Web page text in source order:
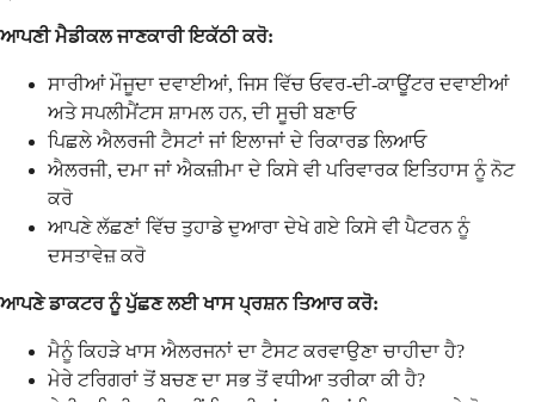
ਆਪਣੀ ਮੈਡੀਕਲ ਜਾਣਕਾਰੀ ਇਕੱਠੀ ਕਰੋ:
ਸਾਰੀਆਂ ਮੌਜੂਦਾ ਦਵਾਈਆਂ, ਜਿਸ ਵਿੱਚ ਓਵਰ-ਦੀ-ਕਾਊਂਟਰ ਦਵਾਈਆਂ
ਅਤੇ ਸਪਲੀਮੈਂਟਸ ਸ਼ਾਮਲ ਹਨ, ਦੀ ਸੂਚੀ ਬਣਾਓ
ਪਿਛਲੇ ਐਲਰਜੀ ਟੈਸਟਾਂ ਜਾਂ ਇਲਾਜਾਂ ਦੇ ਰਿਕਾਰਡ ਲਿਆਓ
ਐਲਰਜੀ, ਦਮਾ ਜਾਂ ਐਕਜ਼ੀਮਾ ਦੇ ਕਿਸੇ ਵੀ ਪਰਿਵਾਰਕ ਇਤਿਹਾਸ ਨੂੰ ਨੋਟ
ਕਰੋ
ਆਪਣੇ ਲੱਛਣਾਂ ਵਿੱਚ ਤੁਹਾਡੇ ਦੁਆਰਾ ਦੇਖੇ ਗਏ ਕਿਸੇ ਵੀ ਪੈਟਰਨ ਨੂੰ
ਦਸਤਾਵੇਜ਼ ਕਰੋ
ਆਪਣੇ ਡਾਕਟਰ ਨੂੰ ਪੁੱਛਣ ਲਈ ਖਾਸ ਪ੍ਰਸ਼ਨ ਤਿਆਰ ਕਰੋ:
ਮੈਨੂੰ ਕਿਹੜੇ ਖਾਸ ਐਲਰਜਨਾਂ ਦਾ ਟੈਸਟ ਕਰਵਾਉਣਾ ਚਾਹੀਦਾ ਹੈ?
ਮੇਰੇ ਟਰਿਗਰਾਂ ਤੋਂ ਬਚਣ ਦਾ ਸਭ ਤੋਂ ਵਧੀਆ ਤਰੀਕਾ ਕੀ ਹੈ?